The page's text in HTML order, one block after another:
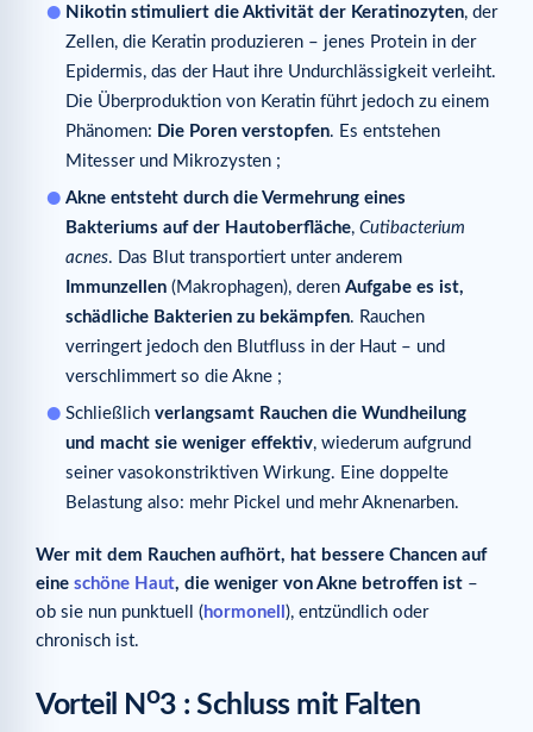
Nikotin stimuliert die Aktivität der Keratinozyten, der
Zellen, die Keratin produzieren – jenes Protein in der
Epidermis, das der Haut ihre Undurchlässigkeit verleiht.
Die Überproduktion von Keratin führt jedoch zu einem
Phänomen: Die Poren verstopfen. Es entstehen
Mitesser und Mikrozysten ;
Akne entsteht durch die Vermehrung eines
Bakteriums auf der Hautoberfläche, Cutibacterium
acnes. Das Blut transportiert unter anderem
Immunzellen (Makrophagen), deren Aufgabe es ist,
schädliche Bakterien zu bekämpfen. Rauchen
verringert jedoch den Blutfluss in der Haut – und
verschlimmert so die Akne ;
Schließlich verlangsamt Rauchen die Wundheilung
und macht sie weniger effektiv, wiederum aufgrund
seiner vasokonstriktiven Wirkung. Eine doppelte
Belastung also: mehr Pickel und mehr Aknenarben.
Wer mit dem Rauchen aufhört, hat bessere Chancen auf
eine schöne Haut, die weniger von Akne betroffen ist –
ob sie nun punktuell ( hormonell ), entzündlich oder
chronisch ist.
Vorteil No3 : Schluss mit Falten